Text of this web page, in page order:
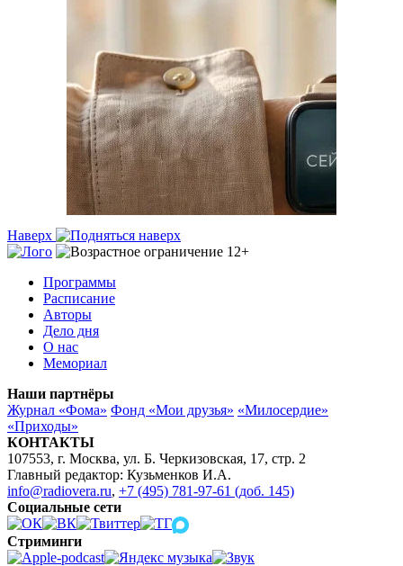
Наверх
Программы
Расписание
Авторы
Дело дня
О нас
Мемориал
Наши партнёры
Журнал «Фома» Фонд «Мои друзья» «Милосердие»
«Приходы»
КОНТАКТЫ
107553, г. Москва, ул. Б. Черкизовская, 17, стр. 2
Главный редактор: Кузьменков И.А.
info@radiovera.ru, +7 (495) 781-97-61 (доб. 145)
Социальные сети
Стриминги